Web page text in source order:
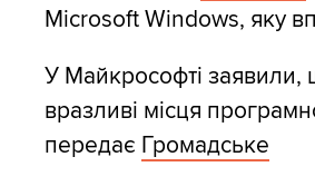
Microsoft Windows, яку
У Майкрософті заявили,
вразливі місця
передає Громадське